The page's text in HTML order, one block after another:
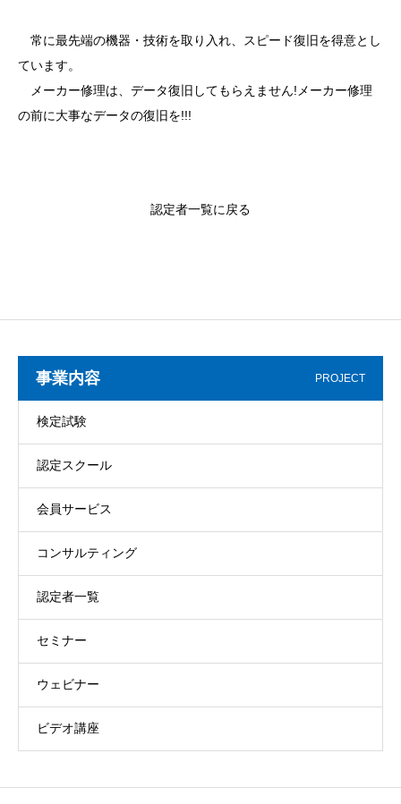
常に最先端の機器・技術を取り入れ、スピード復旧を得意とし
ています。
メーカー修理は、データ復旧してもらえません!メーカー修理
の前に大事なデータの復旧を!!!
認定者一覧に戻る
事業内容 PROJECT
検定試験
認定スクール
会員サービス
コンサルティング
認定者一覧
セミナー
ウェビナー
ビデオ講座